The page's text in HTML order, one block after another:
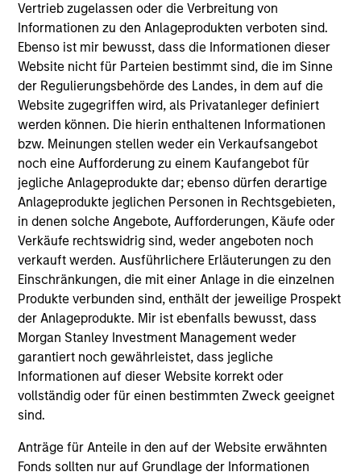
Vertrieb zugelassen oder die Verbreitung von
Informationen zu den Anlageprodukten verboten sind.
Ebenso ist mir bewusst, dass die Informationen dieser
Website nicht für Parteien bestimmt sind, die im Sinne
der Regulierungsbehörde des Landes, in dem auf die
Website zugegriffen wird, als Privatanleger definiert
werden können. Die hierin enthaltenen Informationen
bzw. Meinungen stellen weder ein Verkaufsangebot
noch eine Aufforderung zu einem Kaufangebot für
jegliche Anlageprodukte dar; ebenso dürfen derartige
Anlageprodukte jeglichen Personen in Rechtsgebieten,
in denen solche Angebote, Aufforderungen, Käufe oder
Verkäufe rechtswidrig sind, weder angeboten noch
verkauft werden. Ausführlichere Erläuterungen zu den
Einschränkungen, die mit einer Anlage in die einzelnen
Produkte verbunden sind, enthält der jeweilige Prospekt
der Anlageprodukte. Mir ist ebenfalls bewusst, dass
Morgan Stanley Investment Management weder
garantiert noch gewährleistet, dass jegliche
Informationen auf dieser Website korrekt oder
vollständig oder für einen bestimmten Zweck geeignet
sind.
Anträge für Anteile in den auf der Website erwähnten
Fonds sollten nur auf Grundlage der Informationen
Richard Perrott
Managing Director
Isabelle Mast
Executive Director
Anton Kryachok
Executive Director
Marte Borhaug
Executive Director
Alessandro Vaturi
Vice President
Bartlomiej Dziedzic
Vice President